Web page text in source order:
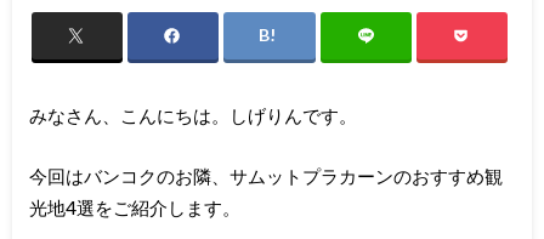
みなさん、こんにちは。しげりんです。
今回はバンコクのお隣、サムットプラカーンのおすすめ観
光地4選をご紹介します。